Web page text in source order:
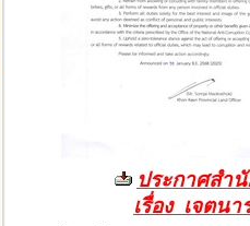
ประกาศสำ
เรื่อง เจตน